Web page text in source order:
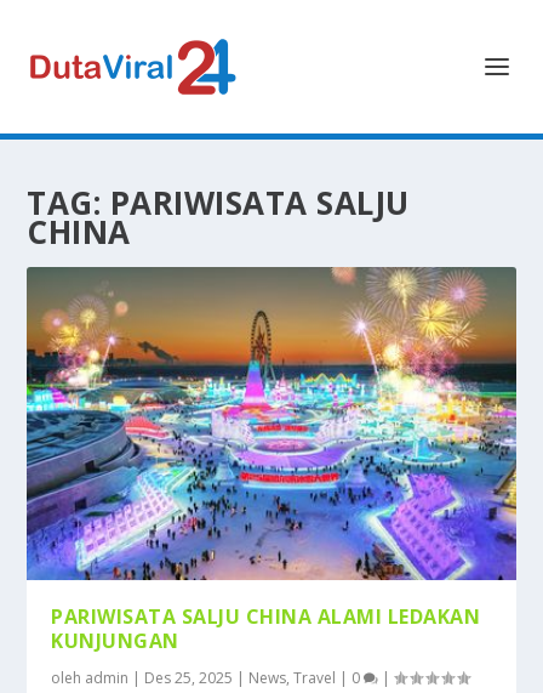
TAG: PARIWISATA SALJU
CHINA
PARIWISATA SALJU CHINA ALAMI LEDAKAN
KUNJUNGAN
oleh admin | Des 25, 2025 | News,Travel | 0 |